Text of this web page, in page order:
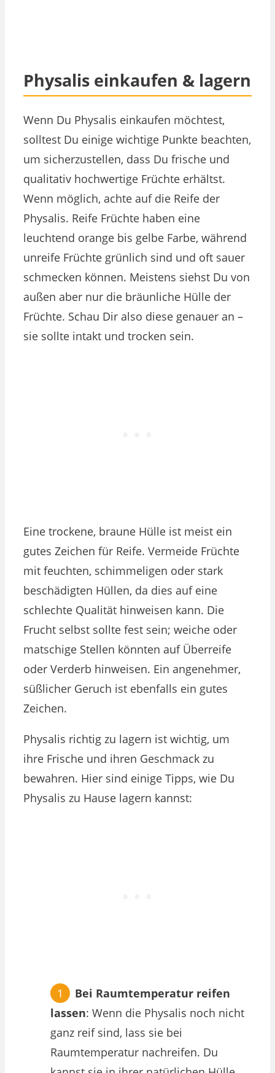
Physalis einkaufen & lagern
Wenn Du Physalis einkaufen möchtest,
solltest Du einige wichtige Punkte beachten,
um sicherzustellen, dass Du frische und
qualitativ hochwertige Früchte erhältst.
Wenn möglich, achte auf die Reife der
Physalis. Reife Früchte haben eine
leuchtend orange bis gelbe Farbe, während
unreife Früchte grünlich sind und oft sauer
schmecken können. Meistens siehst Du von
außen aber nur die bräunliche Hülle der
Früchte. Schau Dir also diese genauer an –
sie sollte intakt und trocken sein.
Eine trockene, braune Hülle ist meist ein
gutes Zeichen für Reife. Vermeide Früchte
mit feuchten, schimmeligen oder stark
beschädigten Hüllen, da dies auf eine
schlechte Qualität hinweisen kann. Die
Frucht selbst sollte fest sein; weiche oder
matschige Stellen könnten auf Überreife
oder Verderb hinweisen. Ein angenehmer,
süßlicher Geruch ist ebenfalls ein gutes
Zeichen.
Physalis richtig zu lagern ist wichtig, um
ihre Frische und ihren Geschmack zu
bewahren. Hier sind einige Tipps, wie Du
Physalis zu Hause lagern kannst:
Bei Raumtemperatur reifen
lassen: Wenn die Physalis noch nicht
ganz reif sind, lass sie bei
Raumtemperatur nachreifen. Du